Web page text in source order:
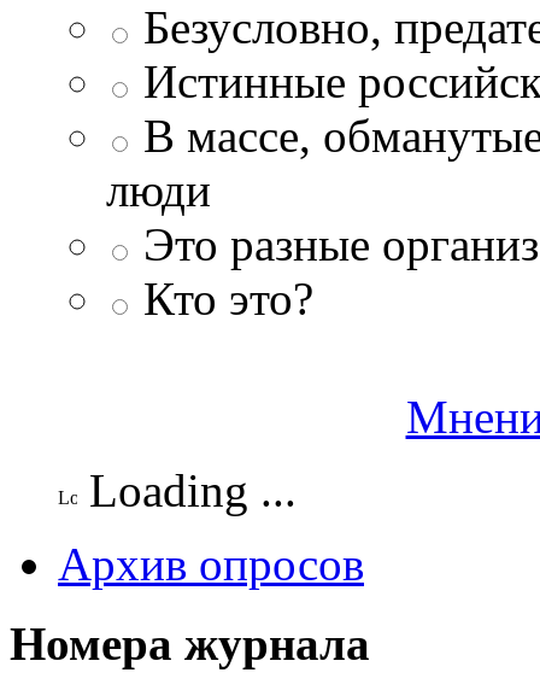
Безусловно,
Истинные
В массе,
люди
Это разные
Кто это?
Loading ...
Архив опросов
Номера журнала